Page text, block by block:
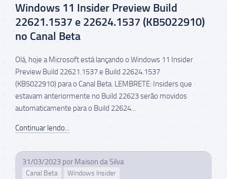
Windows 11 Insider Preview Build
22621.1537 e 22624.1537 (KB5022910)
no Canal Beta
Olá, hoje a Microsoft está lançando o Windows 11 Insider
Preview Build 22621.1537 e Build 22624.1537
(KB5022910) para o Canal Beta. LEMBRETE: Insiders que
estavam anteriormente no Build 22623 serão movidos
automaticamente para o Build 22624...
Continuar lendo...
31/03/2023 por Maison da Silva
Canal Beta Windows Insider